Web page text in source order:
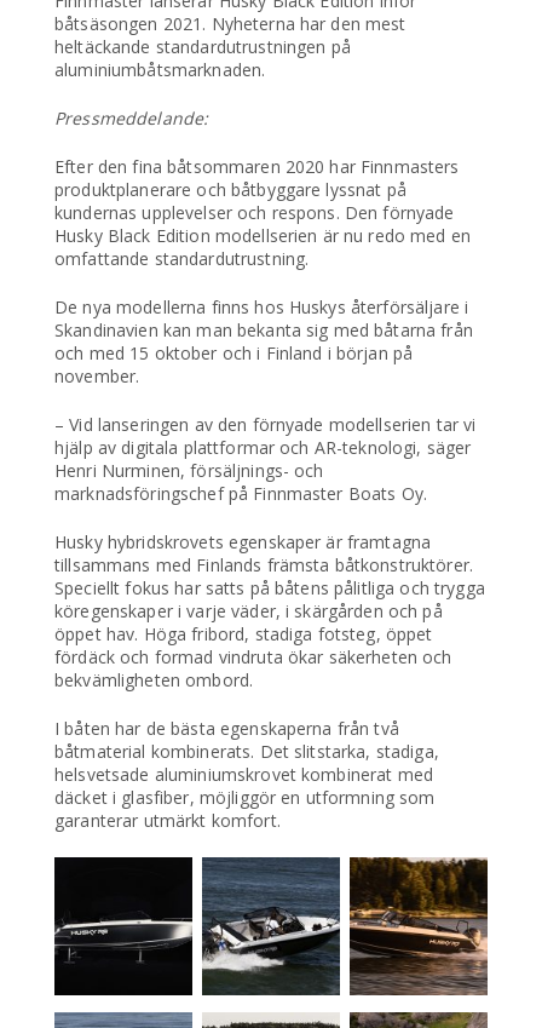
båtsäsongen 2021. Nyheterna har den mest
heltäckande standardutrustningen på
aluminiumbåtsmarknaden.
Pressmeddelande:
Efter den fina båtsommaren 2020 har Finnmasters
produktplanerare och båtbyggare lyssnat på
kundernas upplevelser och respons. Den förnyade
Husky Black Edition modellserien är nu redo med en
omfattande standardutrustning.
De nya modellerna finns hos Huskys återförsäljare i
Skandinavien kan man bekanta sig med båtarna från
och med 15 oktober och i Finland i början på
november.
– Vid lanseringen av den förnyade modellserien tar vi
hjälp av digitala plattformar och AR-teknologi, säger
Henri Nurminen, försäljnings- och
marknadsföringschef på Finnmaster Boats Oy.
Husky hybridskrovets egenskaper är framtagna
tillsammans med Finlands främsta båtkonstruktörer.
Speciellt fokus har satts på båtens pålitliga och trygga
köregenskaper i varje väder, i skärgården och på
öppet hav. Höga fribord, stadiga fotsteg, öppet
fördäck och formad vindruta ökar säkerheten och
bekvämligheten ombord.
I båten har de bästa egenskaperna från två
båtmaterial kombinerats. Det slitstarka, stadiga,
helsvetsade aluminiumskrovet kombinerat med
däcket i glasfiber, möjliggör en utformning som
garanterar utmärkt komfort.